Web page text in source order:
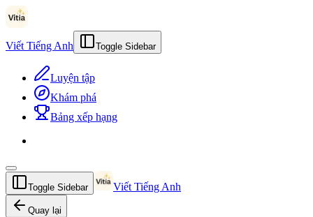
Viết Tiếng Anh Toggle Sidebar
Luyện tập
Khám phá
Bảng xếp hạng
Toggle Sidebar Viết Tiếng Anh
Quay lại